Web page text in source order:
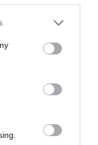
était
même si
le
dit “je gagne
sortir le 777